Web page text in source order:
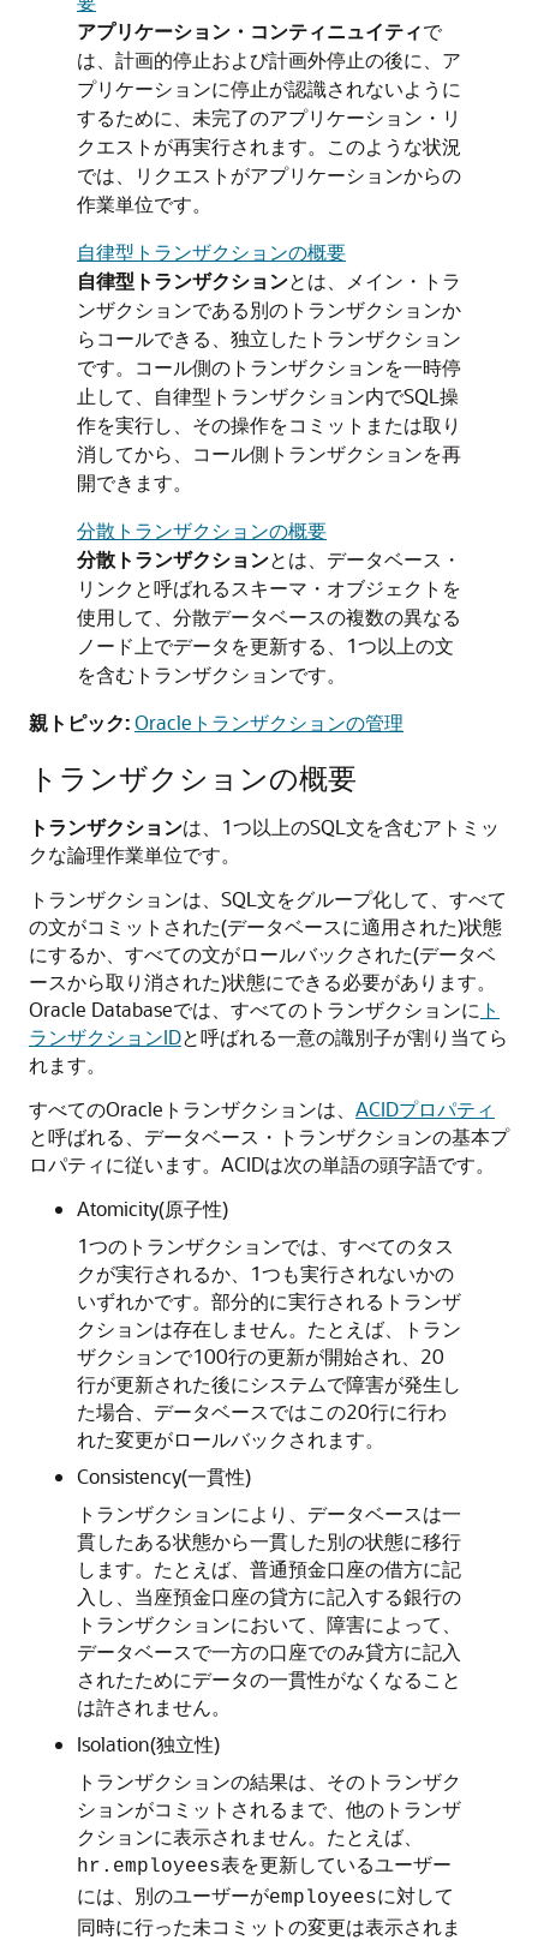
アプリケーション・コンティニュイティで
は、計画的停止および計画外停止の後に、ア
プリケーションに停止が認識されないように
するために、未完了のアプリケーション・リ
クエストが再実行されます。このような状況
では、リクエストがアプリケーションからの
作業単位です。
自律型トランザクションの概要
自律型トランザクションとは、メイン・トラ
ンザクションである別のトランザクションか
らコールできる、独立したトランザクション
です。コール側のトランザクションを一時停
止して、自律型トランザクション内でSQL操
作を実行し、その操作をコミットまたは取り
消してから、コール側トランザクションを再
開できます。
分散トランザクションの概要
分散トランザクションとは、データベース・
リンクと呼ばれるスキーマ・オブジェクトを
使用して、分散データベースの複数の異なる
ノード上でデータを更新する、1つ以上の文
を含むトランザクションです。
親トピック:Oracleトランザクションの管理
トランザクションの概要
トランザクションは、1つ以上のSQL文を含むアトミッ
クな論理作業単位です。
トランザクションは、SQL文をグループ化して、すべて
の文がコミットされた(データベースに適用された)状態
にするか、すべての文がロールバックされた(データベ
ースから取り消された)状態にできる必要があります。
Oracle Databaseでは、すべてのトランザクションに ト
ランザクションIDと呼ばれる一意の識別子が割り当てら
れます。
すべてのOracleトランザクションは、 ACIDプロパティ
と呼ばれる、データベース・トランザクションの基本プ
ロパティに従います。ACIDは次の単語の頭字語です。
Atomicity(原子性)
1つのトランザクションでは、すべてのタス
クが実行されるか、1つも実行されないかの
いずれかです。部分的に実行されるトランザ
クションは存在しません。たとえば、トラン
ザクションで100行の更新が開始され、20
行が更新された後にシステムで障害が発生し
た場合、データベースではこの20行に行わ
れた変更がロールバックされます。
Consistency(一貫性)
トランザクションにより、データベースは一
貫したある状態から一貫した別の状態に移行
します。たとえば、普通預金口座の借方に記
入し、当座預金口座の貸方に記入する銀行の
トランザクションにおいて、障害によって、
データベースで一方の口座でのみ貸方に記入
されたためにデータの一貫性がなくなること
は許されません。
Isolation(独立性)
トランザクションの結果は、そのトランザク
ションがコミットされるまで、他のトランザ
クションに表示されません。たとえば、
hr.employees表を更新しているユーザー
には、別のユーザーがemployeesに対して
同時に行った未コミットの変更は表示されま